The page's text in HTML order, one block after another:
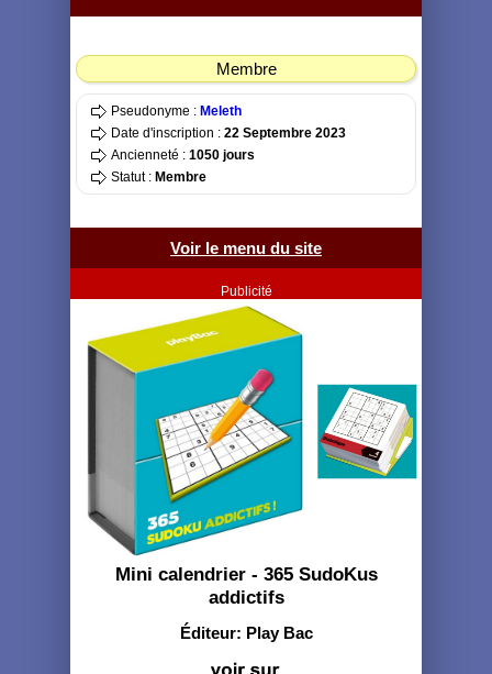
Membre
Pseudonyme : Meleth
Date d'inscription : 22 Septembre 2023
Ancienneté : 1050 jours
Statut : Membre
Voir le menu du site
Publicité
Mini calendrier - 365 SudoKus
addictifs
Éditeur: Play Bac